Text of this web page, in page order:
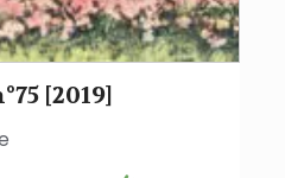
[2019]